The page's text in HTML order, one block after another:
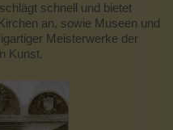
schnell und bietet
an, sowie Museen und
Meisterwerke der
Kunst.